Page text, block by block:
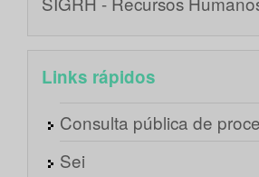
Links rápidos
Consulta pública de
Sei